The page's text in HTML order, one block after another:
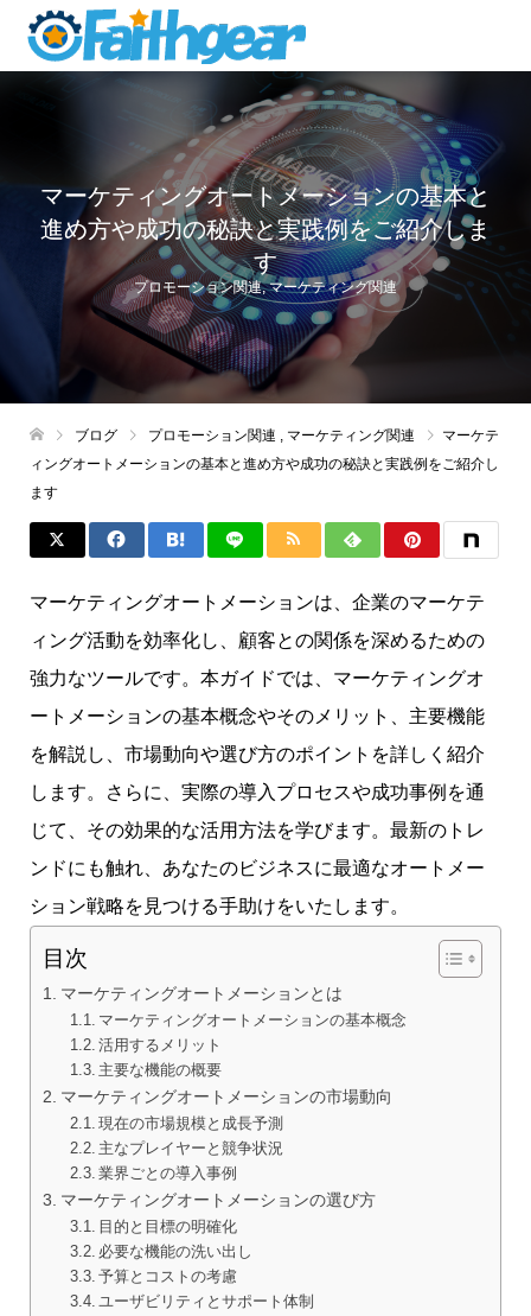
マーケティングオートメーションの基本と
進め方や成功の秘訣と実践例をご紹介しま
す
プロモーション関連,マーケティング関連
ブログ プロモーション関連 マーケティング関連
マーケテ
ィングオートメーションの基本と進め方や成功の秘訣と実践例をご紹介し
ます
マーケティングオートメーションは、企業のマーケテ
ィング活動を効率化し、顧客との関係を深めるための
強力なツールです。本ガイドでは、マーケティングオ
ートメーションの基本概念やそのメリット、主要機能
を解説し、市場動向や選び方のポイントを詳しく紹介
します。さらに、実際の導入プロセスや成功事例を通
じて、その効果的な活用方法を学びます。最新のトレ
ンドにも触れ、あなたのビジネスに最適なオートメー
ション戦略を見つける手助けをいたします。
目次
マーケティングオートメーションとは
マーケティングオートメーションの基本概念
活用するメリット
主要な機能の概要
マーケティングオートメーションの市場動向
現在の市場規模と成長予測
主なプレイヤーと競争状況
業界ごとの導入事例
マーケティングオートメーションの選び方
目的と目標の明確化
必要な機能の洗い出し
予算とコストの考慮
ユーザビリティとサポート体制